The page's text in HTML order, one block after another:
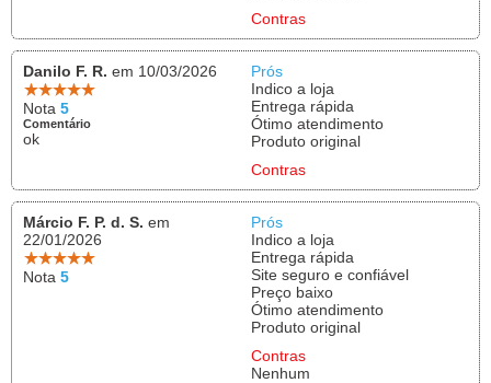
Contras
Danilo F. R. em 10/03/2026
Nota 5
Comentário
ok
Prós
Indico a loja
Entrega rápida
Ótimo atendimento
Produto original
Contras
Márcio F. P. d. S. em
22/01/2026
Nota 5
Prós
Indico a loja
Entrega rápida
Site seguro e confiável
Preço baixo
Ótimo atendimento
Produto original
Contras
Nenhum